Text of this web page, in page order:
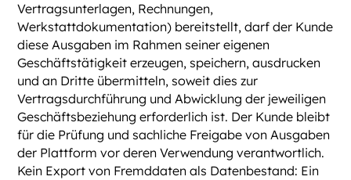
Vertragsunterlagen, Rechnungen,
Werkstattdokumentation) bereitstellt, darf der Kunde
diese Ausgaben im Rahmen seiner eigenen
Geschäftstätigkeit erzeugen, speichern, ausdrucken
und an Dritte übermitteln, soweit dies zur
Vertragsdurchführung und Abwicklung der jeweiligen
Geschäftsbeziehung erforderlich ist. Der Kunde bleibt
für die Prüfung und sachliche Freigabe von Ausgaben
der Plattform vor deren Verwendung verantwortlich.
Kein Export von Fremddaten als Datenbestand: Ein